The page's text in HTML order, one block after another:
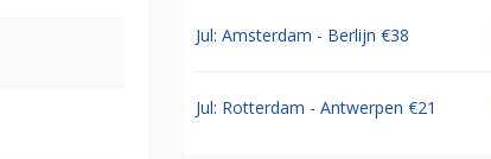
Jul: Amsterdam - Berlijn €38
Jul: Rotterdam - Antwerpen €21